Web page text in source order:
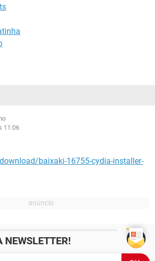
11:06
baixaki-16755-cydia-installer-
NEWSLETTER!